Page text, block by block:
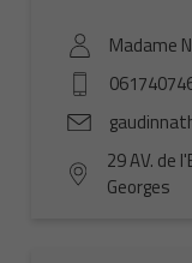
Madame
29 AV. de
Georges